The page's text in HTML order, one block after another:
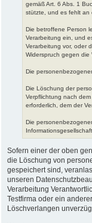
gemäß Art. 6 Abs. 1
stützte, und es fehlt an
Die betroffene Person
Verarbeitung ein, und
Verarbeitung vor, oder
Widerspruch gegen die
Die
Die Löschung der
Verpflichtung nach
erforderlich, dem der
Die
Sofern einer der oben
die Löschung von
gespeichert sind,
unseren
Verarbeitung
Testfirma oder ein
Löschverlangen